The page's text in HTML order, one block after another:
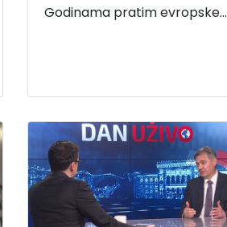
Godinama pratim evropske...